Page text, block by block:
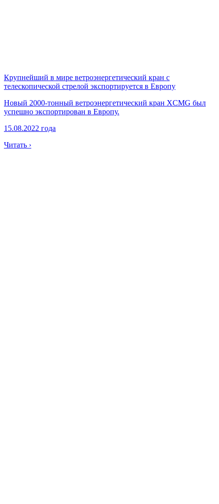
Крупнейший в мире ветроэнергетический кран с
телескопической стрелой экспортируется в Европу
Новый 2000-тонный ветроэнергетический кран XCMG был
успешно экспортирован в Европу.
15.08.2022 года
Читать ›